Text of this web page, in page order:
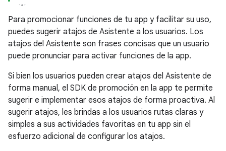
Para promocionar funciones de tu app y facilitar su uso,
puedes sugerir atajos de Asistente a los usuarios. Los
atajos del Asistente son frases concisas que un usuario
puede pronunciar para activar funciones de la app.
Si bien los usuarios pueden crear atajos del Asistente de
forma manual, el SDK de promoción en la app te permite
sugerir e implementar esos atajos de forma proactiva. Al
sugerir atajos, les brindas a los usuarios rutas claras y
simples a sus actividades favoritas en tu app sin el
esfuerzo adicional de configurar los atajos.